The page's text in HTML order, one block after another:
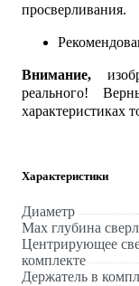
просверливания.
Внимание,
реального!
характеристиках
Характеристики
Диаметр
Max глубина
Центрирующее
комплекте
Держатель в